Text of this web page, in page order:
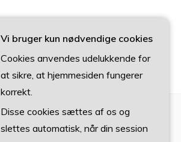
Vi bruger kun nødvendige cookies
Cookies anvendes udelukkende for
at sikre, at hjemmesiden fungerer
korrekt.
Disse cookies sættes af os og
slettes automatisk, når din session